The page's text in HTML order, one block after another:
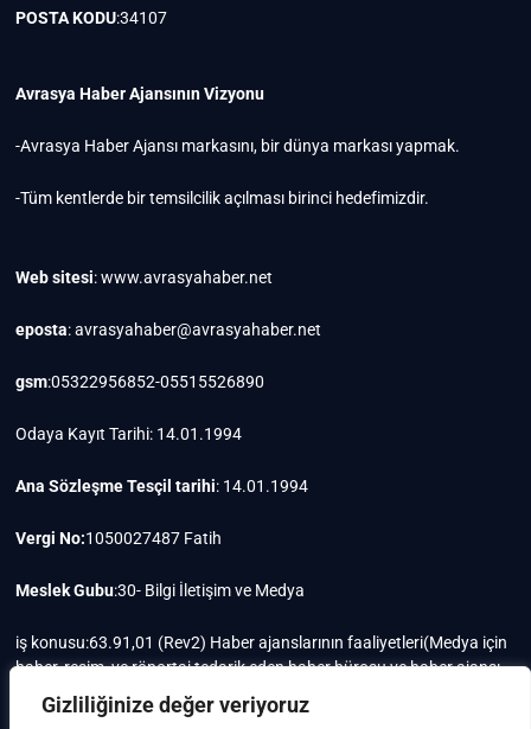
Gizliliğinize değer veriyoruz
POSTA KODU:34107
Avrasya Haber Ajansının Vizyonu
-Avrasya Haber Ajansı markasını, bir dünya markası yapmak.
-Tüm kentlerde bir temsilcilik açılması birinci hedefimizdir.
Web sitesi: www.avrasyahaber.net
eposta: avrasyahaber@avrasyahaber.net
gsm:05322956852-05515526890
Odaya Kayıt Tarihi: 14.01.1994
Ana Sözleşme Tesçil tarihi: 14.01.1994
Vergi No:1050027487 Fatih
Meslek Gubu:30- Bilgi İletişim ve Medya
iş konusu:63.91,01 (Rev2) Haber ajanslarının faaliyetleri(Medya için
haber, resim, ve röportaj tedarik eden haber bürosu ve haber ajansı
faaliyetleri)iştigal konusu ile ilgili olarak fotoğrafçılık, filimcilik,
yayıncılık, prodöktörlük, reklamcılık işleri ile Ana sözleşmede yazılı